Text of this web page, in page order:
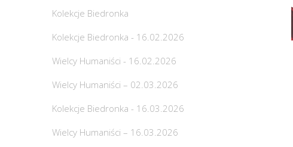
Kolekcje Biedronka
Kolekcje Biedronka - 16.02.2026
Wielcy Humaniści - 16.02.2026
Wielcy Humaniści – 02.03.2026
Kolekcje Biedronka - 16.03.2026
Wielcy Humaniści – 16.03.2026